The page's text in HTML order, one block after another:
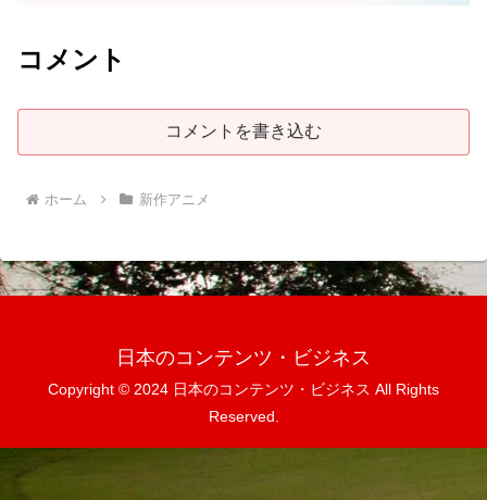
コメント
コメントを書き込む
ホーム 新作アニメ
日本のコンテンツ・ビジネス
Copyright © 2024 日本のコンテンツ・ビジネス All Rights
Reserved.